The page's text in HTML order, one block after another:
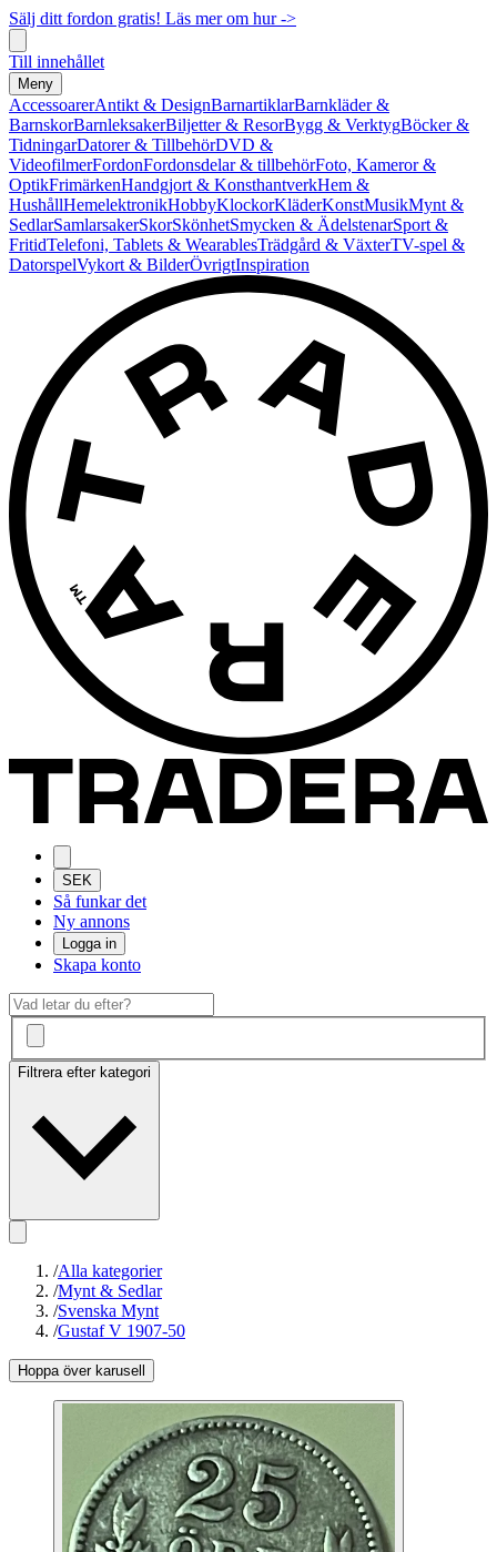
Sälj ditt fordon gratis! Läs mer om hur ->
Till innehållet
Meny
AccessoarerAntikt & DesignBarnartiklarBarnkläder &
BarnskorBarnleksakerBiljetter & ResorBygg & VerktygBöcker &
TidningarDatorer & TillbehörDVD &
VideofilmerFordonFordonsdelar & tillbehörFoto, Kameror &
OptikFrimärkenHandgjort & KonsthantverkHem &
HushållHemelektronikHobbyKlockorKläderKonstMusikMynt &
SedlarSamlarsakerSkorSkönhetSmycken & ÄdelstenarSport &
FritidTelefoni, Tablets & WearablesTrädgård & VäxterTV-spel &
DatorspelVykort & BilderÖvrigtInspiration
SEK
Så funkar det
Ny annons
Logga in
Skapa konto
Filtrera efter kategori
/Alla kategorier
/Mynt & Sedlar
/Svenska Mynt
/Gustaf V 1907-50
Hoppa över karusell